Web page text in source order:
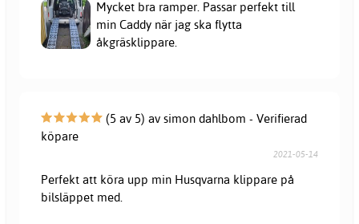
Mycket bra ramper. Passar perfekt till
min Caddy när jag ska flytta
åkgräsklippare.
(5 av 5) av simon dahlbom - Verifierad
köpare
2021-05-14
Perfekt att köra upp min Husqvarna klippare på
bilsläppet med.